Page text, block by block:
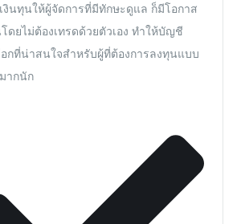
งินทุนให้ผู้จัดการที่มีทักษะดูแล ก็มีโอกาส
ดยไม่ต้องเทรดด้วยตัวเอง ทำให้บัญชี
อกที่น่าสนใจสำหรับผู้ที่ต้องการลงทุนแบบ
ากนัก